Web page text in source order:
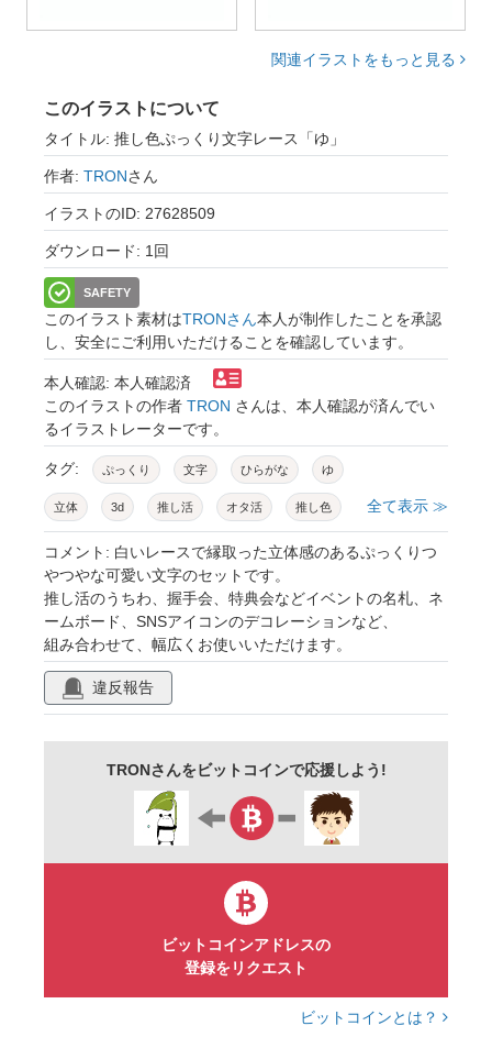
関連イラストをもっと見る
このイラストについて
タイトル: 推し色ぷっくり文字レース「ゆ」
作者: TRONさん
イラストのID: 27628509
ダウンロード: 1回
SAFETY
このイラスト素材はTRONさん本人が制作したことを承認
し、安全にご利用いただけることを確認しています。
本人確認: 本人確認済
このイラストの作者 TRON さんは、本人確認が済んでい
るイラストレーターです。
タグ: ぷっくり 文字 ひらがな ゆ
立体 3d 推し活 オタ活 推し色
レース ピンク 水色 黄色 赤
青 紫 緑 オレンジ 黒
全て表示 ≫
コメント: 白いレースで縁取った立体感のあるぷっくりつ
やつやな可愛い文字のセットです。
推し活のうちわ、握手会、特典会などイベントの名札、ネ
ームボード、SNSアイコンのデコレーションなど、
組み合わせて、幅広くお使いいただけます。
違反報告
TRONさんをビットコインで応援しよう!
ビットコインアドレスの
登録をリクエスト
ビットコインとは？